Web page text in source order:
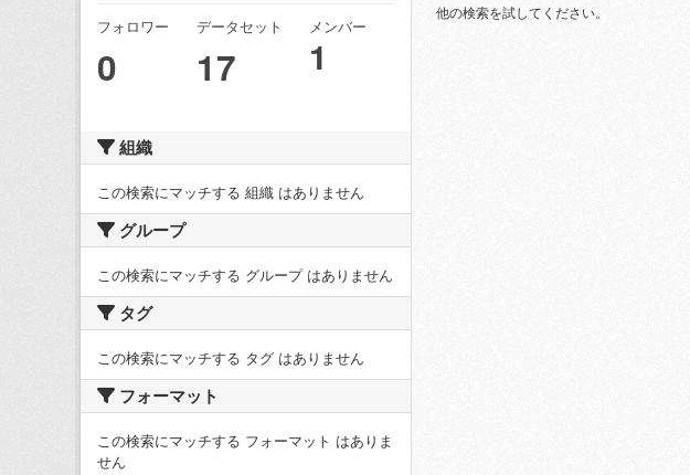
フォロワー
0
データセット
17
メンバー
1
組織
この検索にマッチする 組織 はありません
グループ
この検索にマッチする グループ はありません
タグ
この検索にマッチする タグ はありません
フォーマット
この検索にマッチする フォーマット はありま
せん
他の検索を試してください。